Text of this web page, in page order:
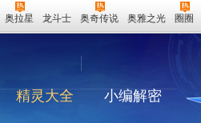
奥拉星 龙斗士 奥奇传说 奥雅之光 圈圈
精灵大全 小编解密